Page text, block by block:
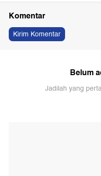
Komentar
Kirim Komentar
Belum
Jadilah yang